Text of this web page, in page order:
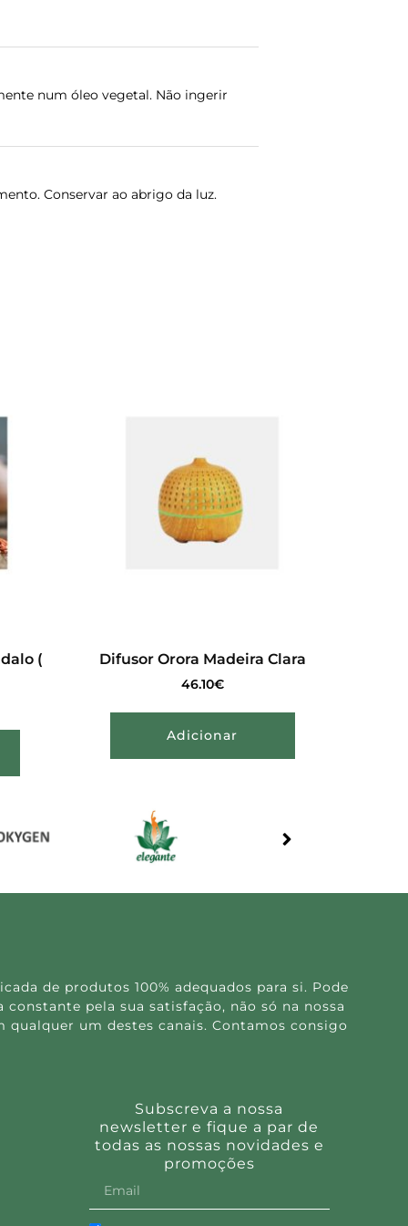
num óleo vegetal. Não ingerir
Conservar ao abrigo da luz.
(
Difusor Orora Madeira Clara
46.10€
Adicionar
de produtos 100% adequados para si. Pode
pela sua satisfação, não só na nossa
um destes canais. Contamos consigo
Subscreva a nossa
newsletter e fique a par de
todas as nossas novidades e
promoções